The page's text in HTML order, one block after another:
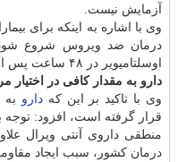
آزمایش نیست.
وی با اشاره به اینكه برای
درمان ضد ویروس شروع
اوسلتامیویر در ۴۸ ساعت پس از شروع علایم بیشترین تاثیر را دارد.
دارو به مقدار كافی در اختیار
وی با تاكید بر این كهدارو به
قرار گرفته است، افزود:
منطقی داروی آنتی ویرال
درمان كشور، سبب ایجاد